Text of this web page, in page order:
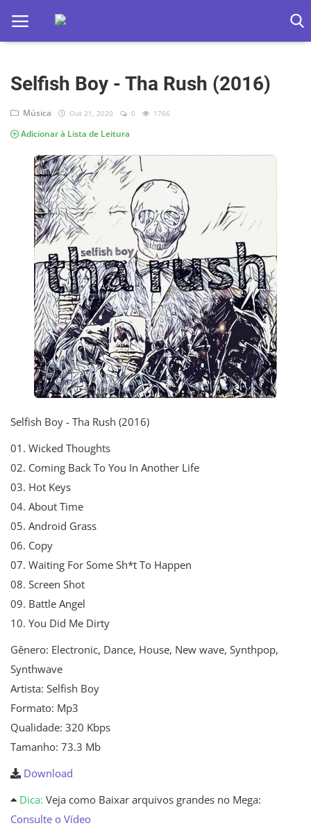
Home
Apps
Ebooks
Games
Web
Música
Jogos hoje na TV
Selfish Boy - Tha Rush (2016)
Música Out 21, 2020 0 1766
Adicionar à Lista de Leitura
Selfish Boy - Tha Rush (2016)
01. Wicked Thoughts
02. Coming Back To You In Another Life
03. Hot Keys
04. About Time
05. Android Grass
06. Copy
07. Waiting For Some Sh*t To Happen
08. Screen Shot
09. Battle Angel
10. You Did Me Dirty
Gênero: Electronic, Dance, House, New wave, Synthpop,
Synthwave
Artista: Selfish Boy
Formato: Mp3
Qualidade: 320 Kbps
Tamanho: 73.3 Mb
Download
Dica: Veja como Baixar arquivos grandes no Mega:
Consulte o Vídeo